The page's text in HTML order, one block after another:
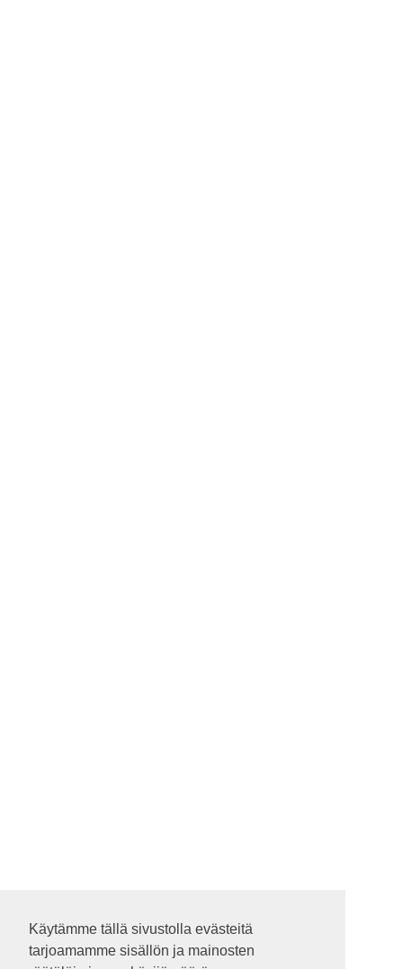
Käytämme tällä sivustolla evästeitä
tarjoamamme sisällön ja mainosten
Käytämme tällä sivustolla evästeitä
tarjoamamme sisällön ja mainosten